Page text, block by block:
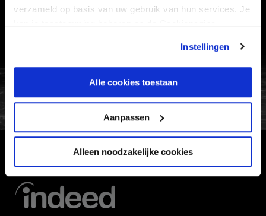
verzameld op basis van uw gebruik van hun services. Je
kan je toestemming beheren op de Cookiepagina.
Instellingen
Alle cookies toestaan
Aanpassen
Alleen noodzakelijke cookies
HOOFDSPONSOR